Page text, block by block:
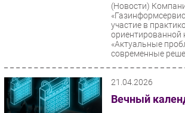
(Новости)
участие в
ориентированной
«Актуальные
современные
21.04.2026
Вечный